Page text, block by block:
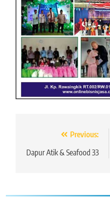
Navigasi
pos
Previous:
Dapur Atik & Seafood 33